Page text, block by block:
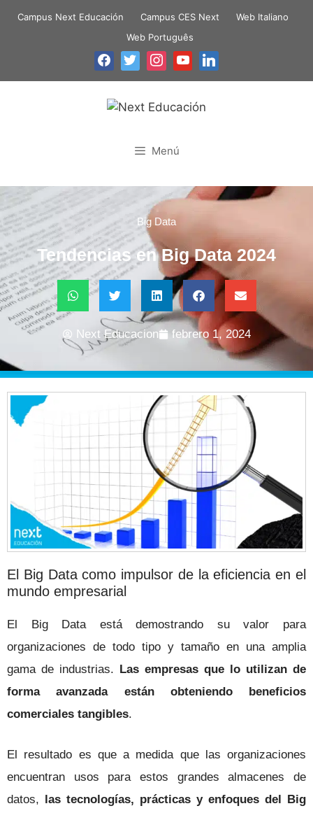
Campus Next Educación Campus CES Next
Web Italiano
Web Português
Menú
Big Data
Tendencias en Big Data 2024
Next Educacion febrero 1, 2024
El Big Data como impulsor de la eficiencia en el
mundo empresarial
El Big Data está demostrando su valor para
organizaciones de todo tipo y tamaño en una amplia
gama de industrias.
Las empresas que lo utilizan de
forma avanzada están obteniendo beneficios
comerciales tangibles.
El resultado es que a medida que las organizaciones
encuentran usos para estos grandes almacenes de
datos, las tecnologías, prácticas y enfoques del Big